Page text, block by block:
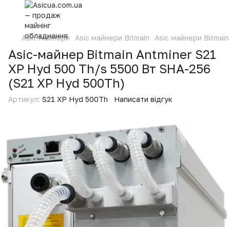
Asic-майнери Asic майнери Bitmain Asic майнери
Asic-майнер Bitmain Antminer S21
XP Hyd 500 Th/s 5500 Вт SHA-256
(S21 XP Hyd 500Th)
Артикул: S21 XP Hyd 500Th Написати відгук